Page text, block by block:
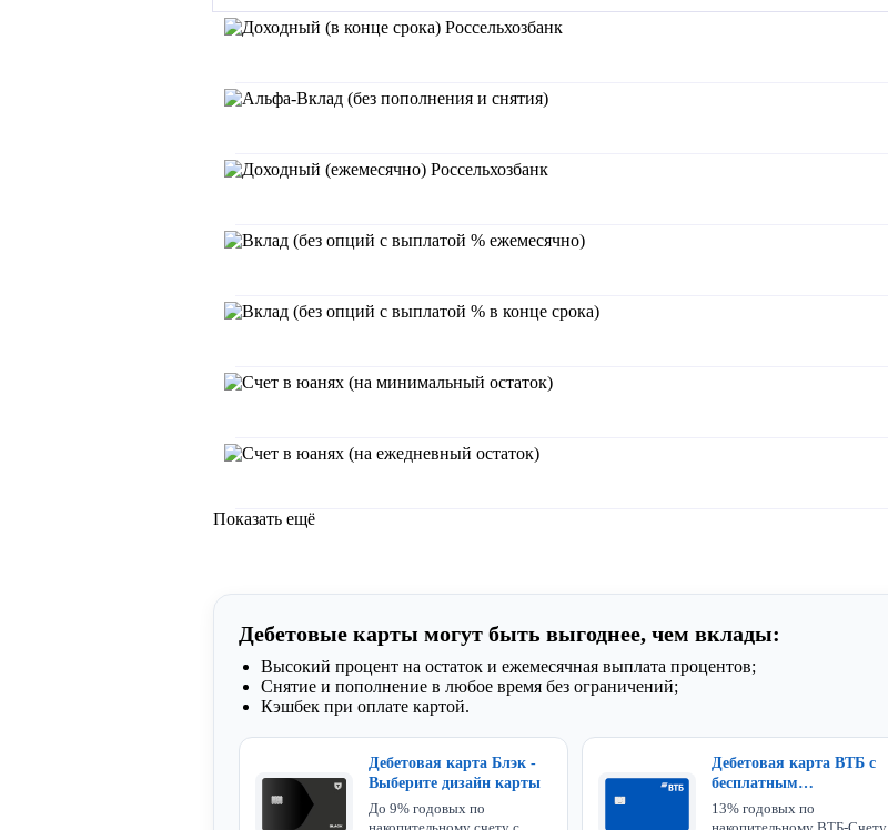
Показать ещё
Дебетовые карты могут быть выгоднее, чем вклады:
Высокий процент на остаток и ежемесячная выплата процентов;
Снятие и пополнение в любое время без ограничений;
Кэшбек при оплате картой.
Дебетовая карта Блэк -
Выберите дизайн карты
До 9% годовых по
Дебетовая карта ВТБ с
бесплатным
обслуживанием и
доставкой
13% годовых по